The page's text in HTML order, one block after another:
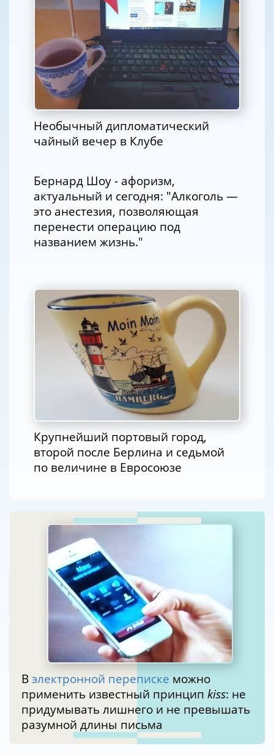
Необычный дипломатический
чайный вечер в Клубе
Бернард Шоу - афоризм,
актуальный и сегодня: "Алкоголь —
это анестезия, позволяющая
перенести операцию под
названием жизнь."
Крупнейший портовый город,
второй после Берлина и седьмой
по величине в Евросоюзе
В электронной переписке можно
применить известный принцип kiss: не
придумывать лишнего и не превышать
разумной длины письма